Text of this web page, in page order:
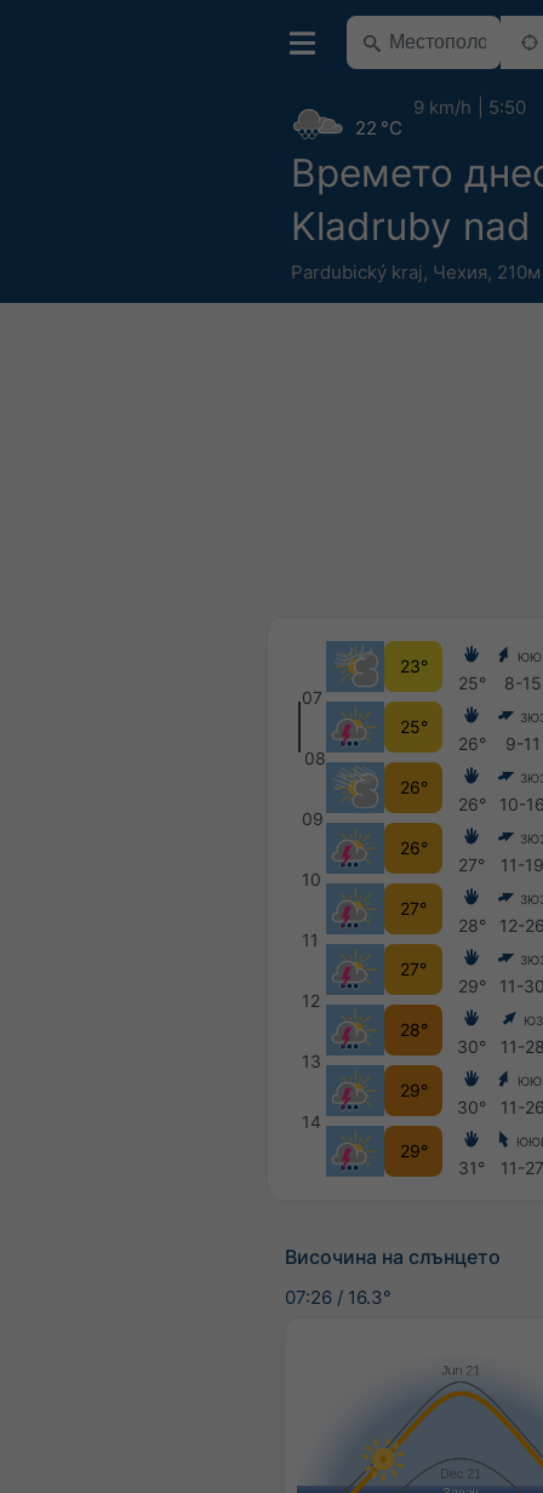
Времето
Kladruby nad
Pardubický kraj, Чехия,
22 °C
9 km/h 5:50
07
08
09
10
11
12
13
14
23°
25°
26°
26°
27°
27°
28°
29°
29°
25°
26°
26°
27°
28°
29°
30°
30°
31°
8-15
9-11
10-
11-
12-
11-
ЮЗ
11-
11-
11-
Височина на слънцето
07:26 / 16.3°